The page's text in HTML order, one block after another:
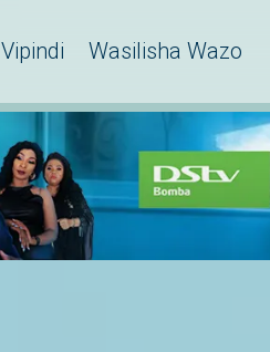
Vipindi Wasilisha Wazo